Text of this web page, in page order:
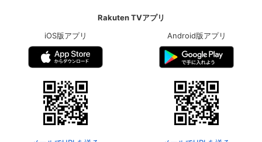
Rakuten TVアプリ
iOS版アプリ
Android版アプリ